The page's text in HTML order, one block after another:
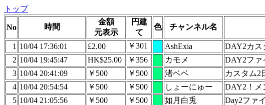
トップ
No 時間
金額
元表示
円建
て
色 チャンネル名
1 10/04 17:36:01 £2.00 ￥301 AshExia
DAY2カス
2 10/04 19:45:47 HK$25.00 ￥356 カモメ
DAY2ファ
3 10/04 20:41:09 ￥500 ￥500 渚ベベ
カスタム2
4 10/04 20:54:54 ￥500 ￥500 しょーにゅー
DAY2！メ
5 10/04 21:05:56 ￥500 ￥500 如月白兎
Day2ファ